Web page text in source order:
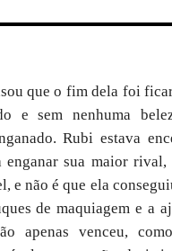
que o fim dela foi
e sem nenhuma
Rubi estava
enganar sua maior rival,
e não é que ela
de maquiagem e a
apenas venceu,